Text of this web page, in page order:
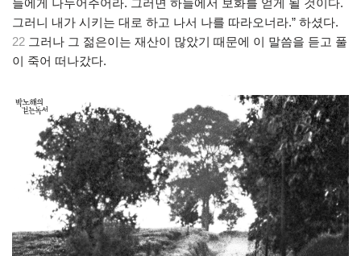
들에게 나누어주어라. 그러면 하늘에서 보화를 얻게 될 것이다.
그러니 내가 시키는 대로 하고 나서 나를 따라오너라.” 하셨다.
22 그러나 그 젊은이는 재산이 많았기 때문에 이 말씀을 듣고 풀
이 죽어 떠나갔다.